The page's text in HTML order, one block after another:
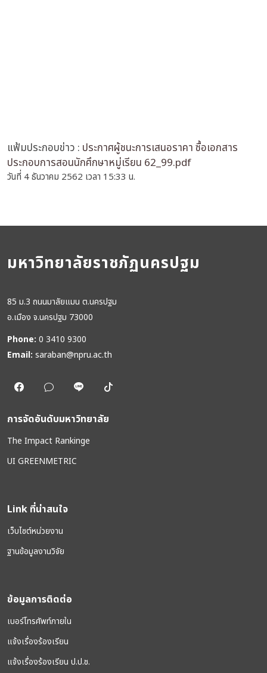
แฟ้มประกอบข่าว : ประกาศผู้ชนะการเสนอราคา ซื้อเอกสาร
ประกอบการสอนนักศึกษาหมู่เรียน 62_99.pdf
วันที่ 4 ธันวาคม 2562 เวลา 15:33 น.
มหาวิทยาลัยราชภัฏนครปฐม
85 ม.3 ถนนมาลัยแมน ต.นครปฐม
อ.เมือง จ.นครปฐม 73000
Phone: 0 3410 9300
Email: saraban@npru.ac.th
การจัดอันดับมหาวิทยาลัย
The Impact Rankinge
UI GREENMETRIC
Link ที่น่าสนใจ
เว็บไซต์หน่วยงาน
ฐานข้อมูลงานวิจัย
ข้อมูลการติดต่อ
เบอร์โทรศัพท์ภายใน
แจ้งเรื่องร้องเรียน
แจ้งเรื่องร้องเรียน ป.ป.ช.